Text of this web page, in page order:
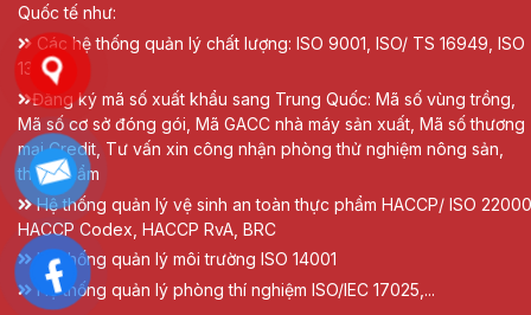
Quốc tế như:
Các hệ thống quản lý chất lượng: ISO 9001, ISO/ TS 16949, ISO
13485
Đăng ký mã số xuất khẩu sang Trung Quốc: Mã số vùng trồng,
Mã số cơ sở đóng gói, Mã GACC nhà máy sản xuất, Mã số thương
mại Credit, Tư vấn xin công nhận phòng thử nghiệm nông sản,
thực phẩm
Hệ thống quản lý vệ sinh an toàn thực phẩm HACCP/ ISO
HACCP Codex, HACCP RvA, BRC
Hệ thống quản lý môi trường ISO 14001
Hệ thống quản lý phòng thí nghiệm ISO/IEC 17025,...